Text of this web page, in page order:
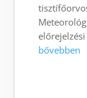
bővebben